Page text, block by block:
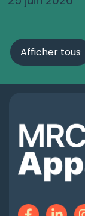
Afficher tous